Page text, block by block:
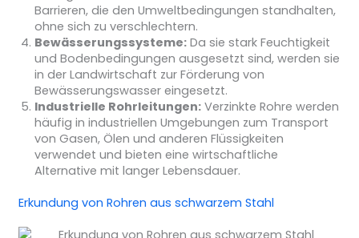
Barrieren, die den Umweltbedingungen standhalten,
ohne sich zu verschlechtern.
Bewässerungssysteme:Da sie stark Feuchtigkeit
und Bodenbedingungen ausgesetzt sind, werden sie
in der Landwirtschaft zur Förderung von
Bewässerungswasser eingesetzt.
Industrielle Rohrleitungen:Verzinkte Rohre werden
häufig in industriellen Umgebungen zum Transport
von Gasen, Ölen und anderen Flüssigkeiten
verwendet und bieten eine wirtschaftliche
Alternative mit langer Lebensdauer.
Erkundung von Rohren aus schwarzem Stahl